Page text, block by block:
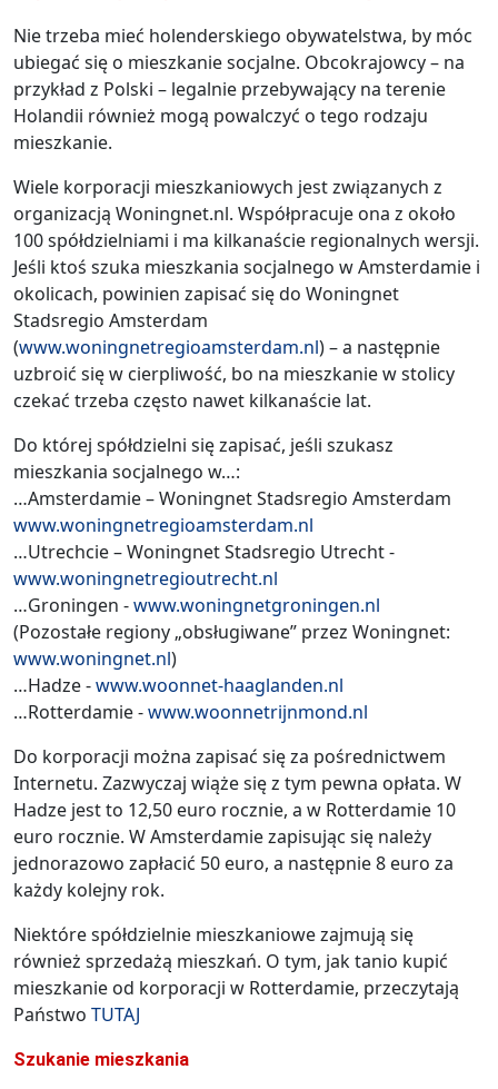
Nie trzeba mieć holenderskiego obywatelstwa, by móc
ubiegać się o mieszkanie socjalne. Obcokrajowcy – na
przykład z Polski – legalnie przebywający na terenie
Holandii również mogą powalczyć o tego rodzaju
mieszkanie.
Wiele korporacji mieszkaniowych jest związanych z
organizacją Woningnet.nl. Współpracuje ona z około
100 spółdzielniami i ma kilkanaście regionalnych wersji.
Jeśli ktoś szuka mieszkania socjalnego w Amsterdamie i
okolicach, powinien zapisać się do Woningnet
Stadsregio Amsterdam
(www.woningnetregioamsterdam.nl) – a następnie
uzbroić się w cierpliwość, bo na mieszkanie w stolicy
czekać trzeba często nawet kilkanaście lat.
Do której spółdzielni się zapisać, jeśli szukasz
mieszkania socjalnego w…:
…Amsterdamie – Woningnet Stadsregio Amsterdam
www.woningnetregioamsterdam.nl
…Utrechcie – Woningnet Stadsregio Utrecht -
www.woningnetregioutrecht.nl
…Groningen -www.woningnetgroningen.nl
(Pozostałe regiony „obsługiwane” przez Woningnet:
www.woningnet.nl)
…Hadze -www.woonnet-haaglanden.nl
…Rotterdamie -www.woonnetrijnmond.nl
Do korporacji można zapisać się za pośrednictwem
Internetu. Zazwyczaj wiąże się z tym pewna opłata. W
Hadze jest to 12,50 euro rocznie, a w Rotterdamie 10
euro rocznie. W Amsterdamie zapisując się należy
jednorazowo zapłacić 50 euro, a następnie 8 euro za
każdy kolejny rok.
Niektóre spółdzielnie mieszkaniowe zajmują się
również sprzedażą mieszkań. O tym, jak tanio kupić
mieszkanie od korporacji w Rotterdamie, przeczytają
Państwo TUTAJ
Szukanie mieszkania